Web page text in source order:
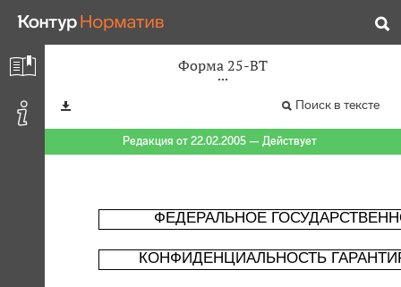
Форма 25-ВТ
Поиск в тексте
Редакция от 22.02.2005 — Действует
ФЕДЕРАЛЬНОЕ
КОНФИДЕНЦИАЛЬНОСТЬ